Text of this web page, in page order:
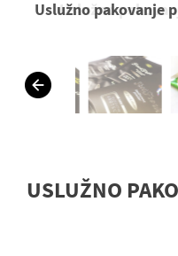
Uslužno
Uslužno pakovanje
USLUŽNO